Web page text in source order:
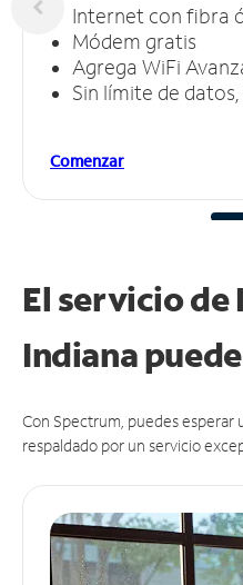
Internet con fibra
Módem gratis
Agrega WiFi
Sin límite de
Comenzar
El servicio
Indiana puede
Con Spectrum, puedes
respaldado por un servicio